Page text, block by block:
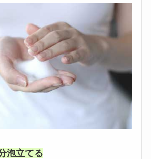
泡立てる